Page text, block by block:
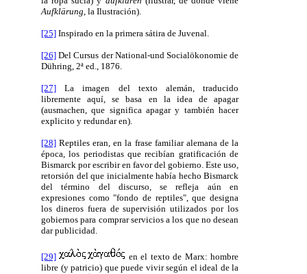
Aufklärung , la Ilustración).
[25] Inspirado en la primera sátira de Juvenal.
[26] Del Cursus der National-und Socialökonomie de
Dühring, 2ª ed., 1876.
[27] La imagen del texto alemán, traducido
libremente aquí, se basa en la idea de apagar
(ausmachen, que significa apagar y también hacer
explicito y redundar en).
[28] Reptiles eran, en la frase familiar alemana de la
época, los periodistas que recibían gratificación de
Bismarck por escribir en favor del gobierno. Este uso,
retorsión del que inicialmente había hecho Bismarck
del término del discurso, se refleja aún en
expresiones como "fondo de reptiles", que designa
los dineros fuera de supervisión utilizados por los
gobiernos para comprar servicios a los que no desean
dar publicidad.
[29]
en el texto de Marx: hombre
libre (y patricio) que puede vivir según el ideal de la